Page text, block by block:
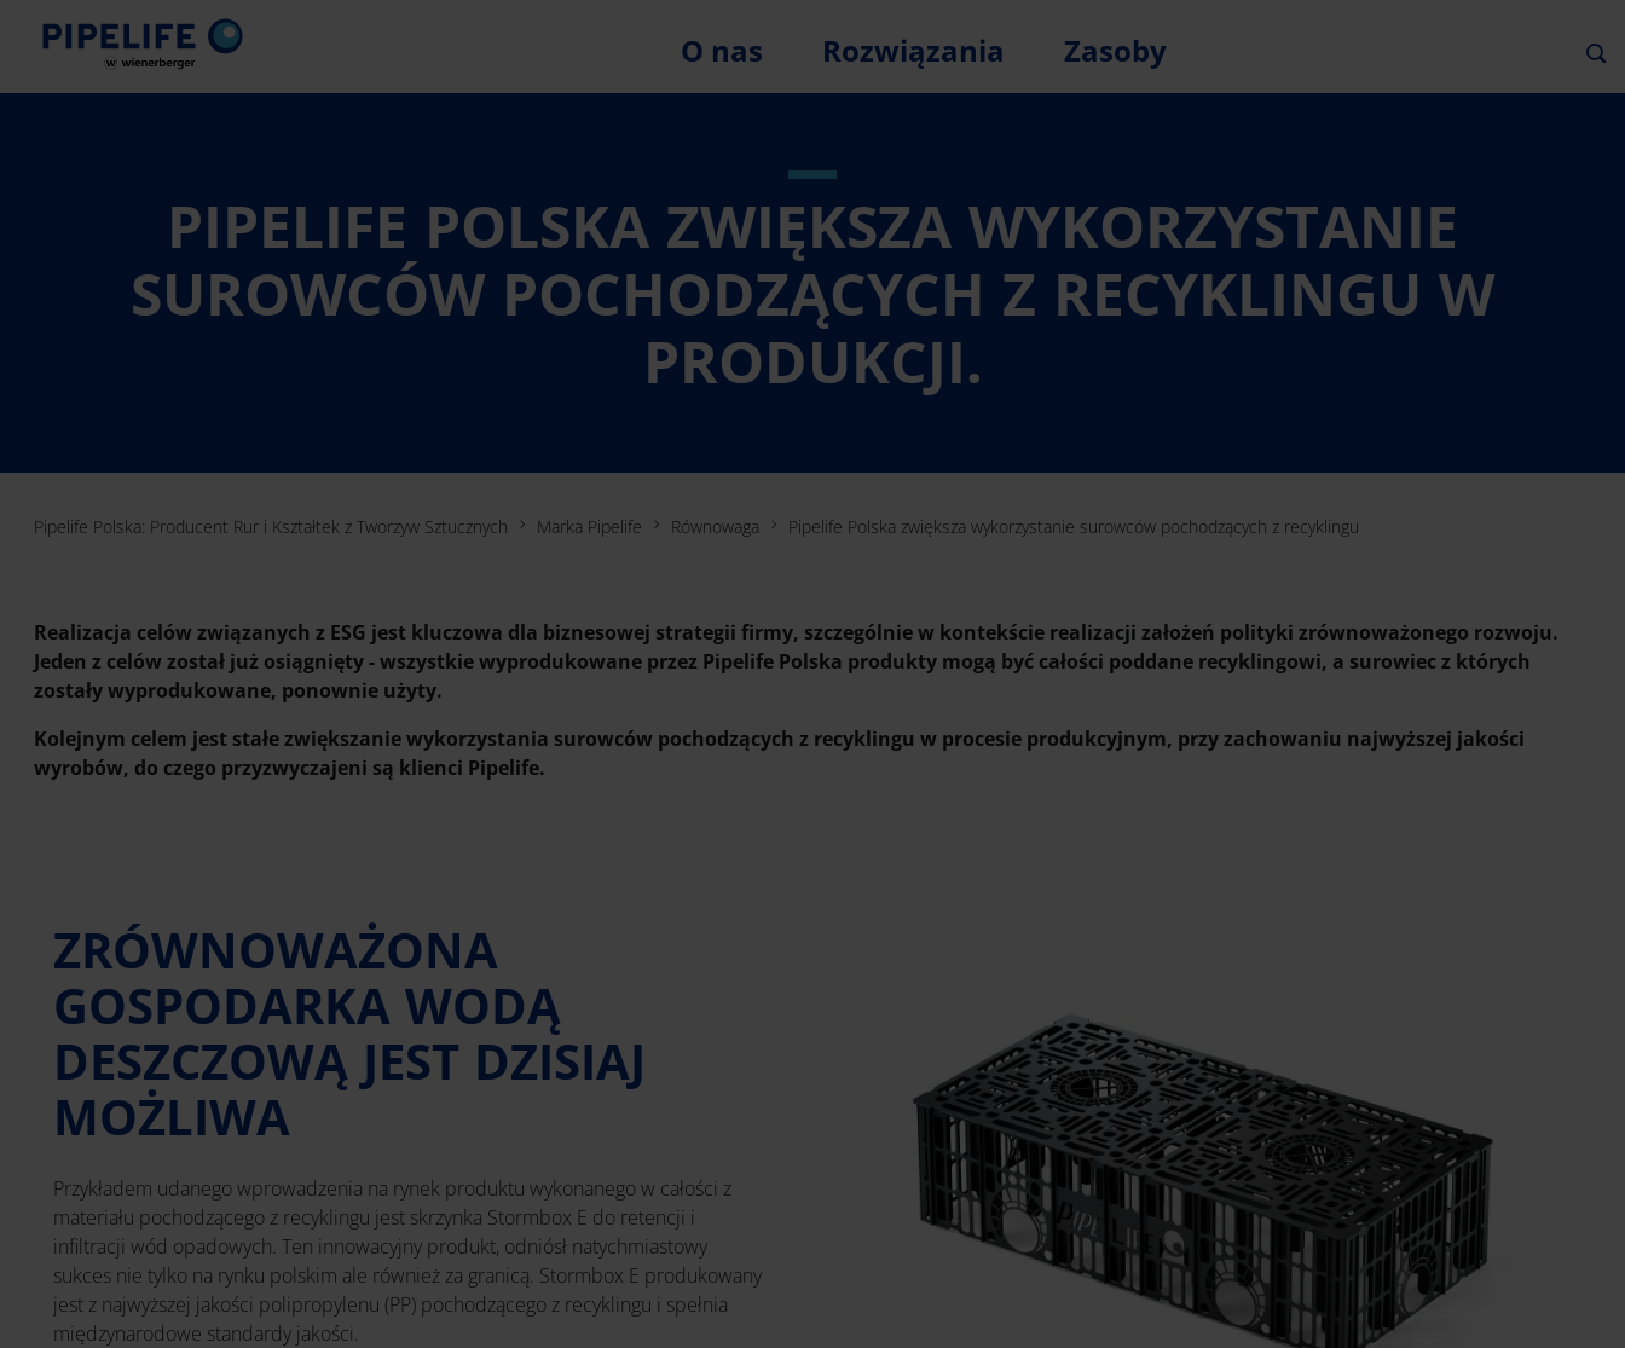
O nas Rozwiązania Zasoby
PIPELIFE POLSKA ZWIĘKSZA WYKORZYSTANIE
SUROWCÓW POCHODZĄCYCH Z RECYKLINGU W
PRODUKCJI.
Pipelife Polska: Producent Rur i Kształtek z Tworzyw Sztucznych Marka Pipelife Równowaga Pipelife Polska zwiększa wykorzystanie surowców pochodzących z recyklingu
Realizacja celów związanych z ESG jest kluczowa dla biznesowej strategii firmy, szczególnie w kontekście realizacji założeń polityki zrównoważonego rozwoju.
Jeden z celów został już osiągnięty - wszystkie wyprodukowane przez Pipelife Polska produkty mogą być całości poddane recyklingowi, a surowiec z których
zostały wyprodukowane, ponownie użyty.
Kolejnym celem jest stałe zwiększanie wykorzystania surowców pochodzących z recyklingu w procesie produkcyjnym, przy zachowaniu najwyższej jakości
wyrobów, do czego przyzwyczajeni są klienci Pipelife.
ZRÓWNOWAŻONA
GOSPODARKA WODĄ
DESZCZOWĄ JEST DZISIAJ
MOŻLIWA
Przykładem udanego wprowadzenia na rynek produktu wykonanego w całości z
materiału pochodzącego z recyklingu jest skrzynka Stormbox E do retencji i
infiltracji wód opadowych. Ten innowacyjny produkt, odniósł natychmiastowy
sukces nie tylko na rynku polskim ale również za granicą. Stormbox E produkowany
jest z najwyższej jakości polipropylenu (PP) pochodzącego z recyklingu i spełnia
międzynarodowe standardy jakości.